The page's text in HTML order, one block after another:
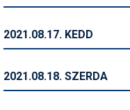
Síszerviz
Sítechnika
Snowboard
2021.08.17. KEDD
2021.08.18. SZERDA